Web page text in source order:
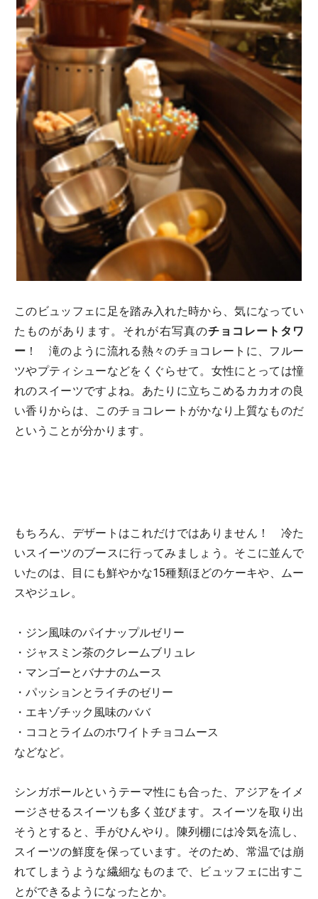
このビュッフェに足を踏み入れた時から、気になってい
たものがあります。それが右写真のチョコレートタワ
ー ！ 滝のように流れる熱々のチョコレートに、フルー
ツやプティシューなどをくぐらせて。女性にとっては憧
れのスイーツですよね。あたりに立ちこめるカカオの良
い香りからは、このチョコレートがかなり上質なものだ
ということが分かります。
もちろん、デザートはこれだけではありません！ 冷た
いスイーツのブースに行ってみましょう。そこに並んで
いたのは、目にも鮮やかな15種類ほどのケーキや、ムー
スやジュレ。
・ジン風味のパイナップルゼリー
・ジャスミン茶のクレームブリュレ
・マンゴーとバナナのムース
・パッションとライチのゼリー
・エキゾチック風味のババ
・ココとライムのホワイトチョコムース
などなど。
シンガポールというテーマ性にも合った、アジアをイメ
ージさせるスイーツも多く並びます。スイーツを取り出
そうとすると、手がひんやり。陳列棚には冷気を流し、
スイーツの鮮度を保っています。そのため、常温では崩
れてしまうような繊細なものまで、ビュッフェに出すこ
とができるようになったとか。